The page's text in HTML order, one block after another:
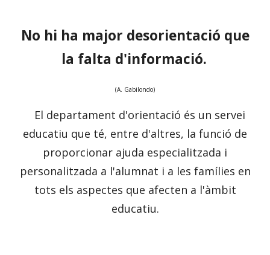
No hi ha major desorientació que
la falta d'informació.
(A. Gabilondo)
El departament d'orientació és un servei
educatiu que té, entre d'altres, la funció de
proporcionar ajuda especialitzada i
personalitzada a l'alumnat i a les famílies en
tots els aspectes que afecten a l'àmbit
educatiu.